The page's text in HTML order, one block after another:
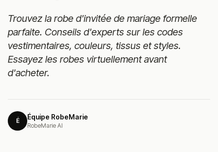
Trouvez la robe d'invitée de mariage formelle
parfaite. Conseils d'experts sur les codes
vestimentaires, couleurs, tissus et styles.
Essayez les robes virtuellement avant
d'acheter.
É Équipe RobeMarie
RobeMarie AI